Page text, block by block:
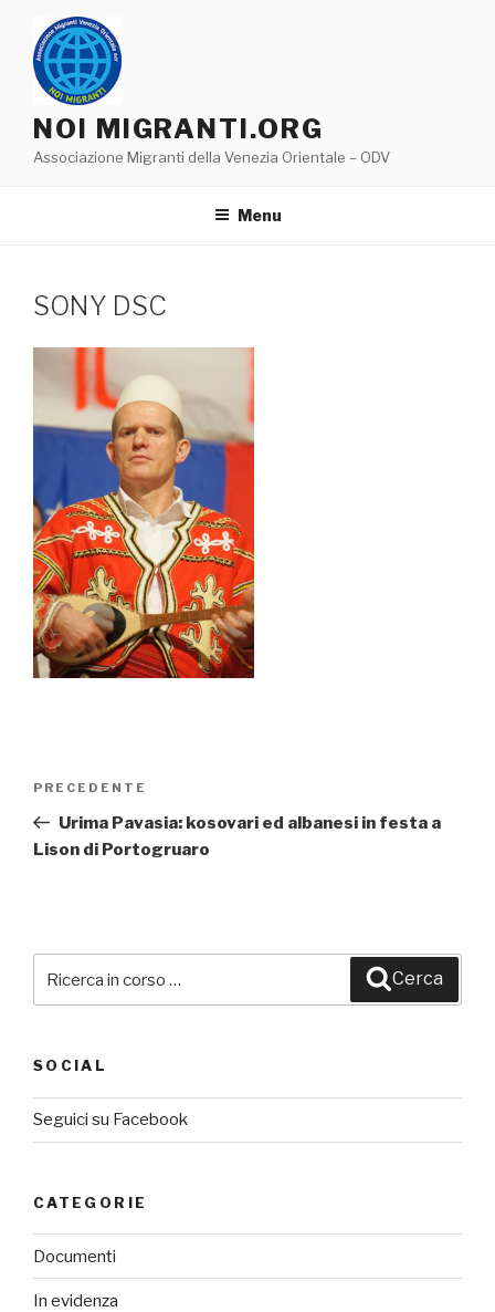
contenuto
NOI MIGRANTI.ORG
Associazione Migranti della Venezia Orientale – ODV
Menu
SONY DSC
Navigazione
Articolo
precedente:
PRECEDENTE
Urima Pavasia: kosovari ed albanesi in festa a
Lison di Portogruaro
Cerca
SOCIAL
Seguici su Facebook
CATEGORIE
Documenti
In evidenza